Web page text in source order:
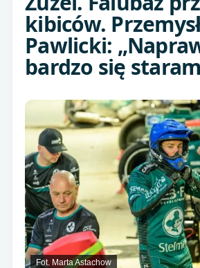
kibiców.
Pawlicki:
bardzo się
Fot. Marta Astachow